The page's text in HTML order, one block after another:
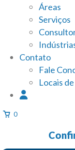
Áreas
Serviços
Contato
Fale
Locais
0